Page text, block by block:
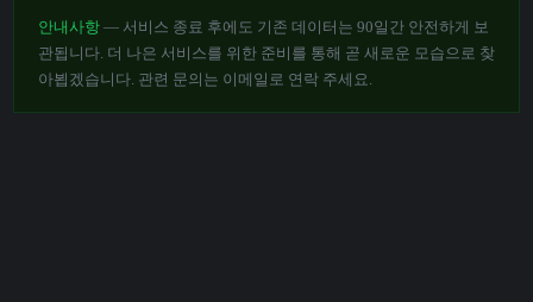
안내사항 — 서비스 종료 후에도 기존 데이터는 90일간 안전하게 보
관됩니다. 더 나은 서비스를 위한 준비를 통해 곧 새로운 모습으로 찾
아뵙겠습니다. 관련 문의는 이메일로 연락 주세요.